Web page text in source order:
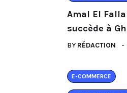
Amal El
succède à
BY RÉDACTION
E-COMMERCE